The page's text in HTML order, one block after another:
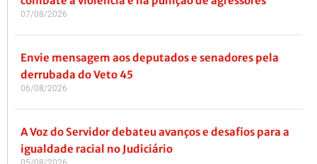
07/08/2026
Envie mensagem aos deputados e senadores pela
derrubada do Veto 45
06/08/2026
A Voz do Servidor debateu avanços e desafios para a
igualdade racial no Judiciário